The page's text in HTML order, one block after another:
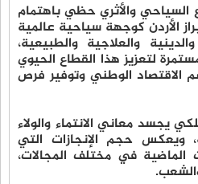
السياحي والأثري حظي باهتمام
الأردن كوجهة سياحية عالمية
والعلاجية والطبيعية،
لتعزيز هذا القطاع الحيوي
الاقتصاد الوطني وتوفير فرص
يجسد معاني الانتماء والولاء
ويعكس حجم الإنجازات التي
في مختلف المجالات،